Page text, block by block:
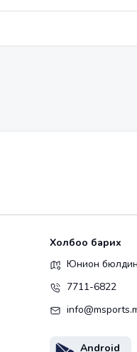
Холбоо барих
Юнион
7711-6822
Android